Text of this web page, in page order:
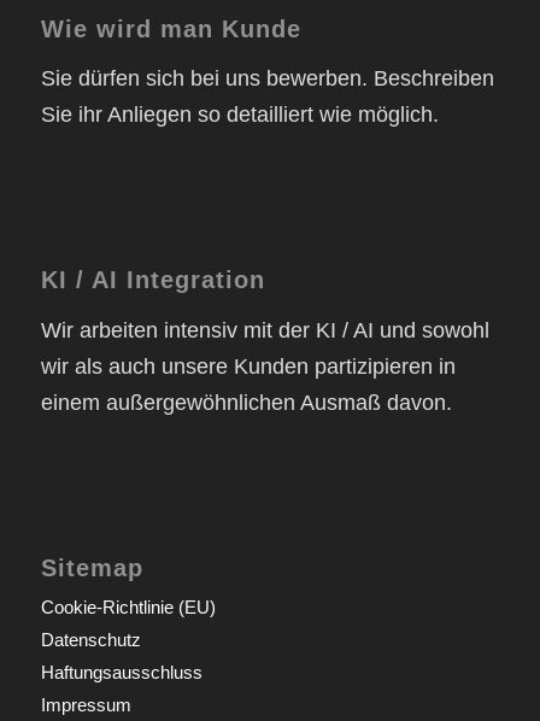
Wie wird man Kunde
Sie dürfen sich bei uns bewerben. Beschreiben
Sie ihr Anliegen so detailliert wie möglich.
KI / AI Integration
Wir arbeiten intensiv mit der KI / AI und sowohl
wir als auch unsere Kunden partizipieren in
einem außergewöhnlichen Ausmaß davon.
Sitemap
Cookie-Richtlinie (EU)
Datenschutz
Haftungsausschluss
Impressum